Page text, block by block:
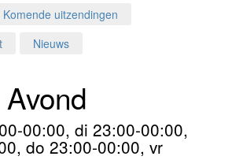
Komende uitzendingen
Nieuws
00:00, di 23:00-00:00,
do 23:00-00:00, vr